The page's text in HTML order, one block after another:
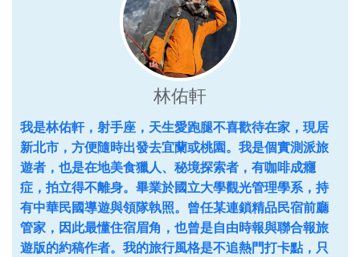
林佑軒
我是林佑軒，射手座，天生愛跑腿不喜歡待在家，現居
新北市，方便隨時出發去宜蘭或桃園。我是個實測派旅
遊者，也是在地美食獵人、秘境探索者，有咖啡成癮
症，拍立得不離身。畢業於國立大學觀光管理學系，持
有中華民國導遊與領隊執照。曾任某連鎖精品民宿前廳
管家，因此最懂住宿眉角，也曾是自由時報與聯合報旅
遊版的約稿作者。我的旅行風格是不追熱門打卡點，只